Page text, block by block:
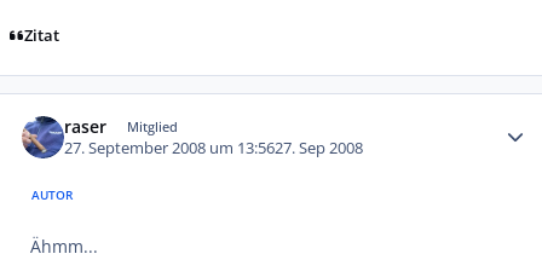
Zitat
raser Mitglied
27. September 2008 um 13:5627. Sep 2008
AUTOR
Ähmm...